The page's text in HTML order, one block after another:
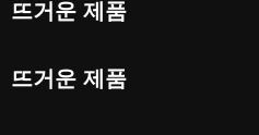
뜨거운 제품
뜨거운 제품